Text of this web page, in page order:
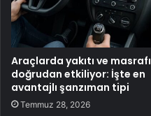
Araçlarda yakıtı ve masrafı
doğrudan etkiliyor: İşte en
avantajlı şanzıman tipi
Temmuz 28, 2026